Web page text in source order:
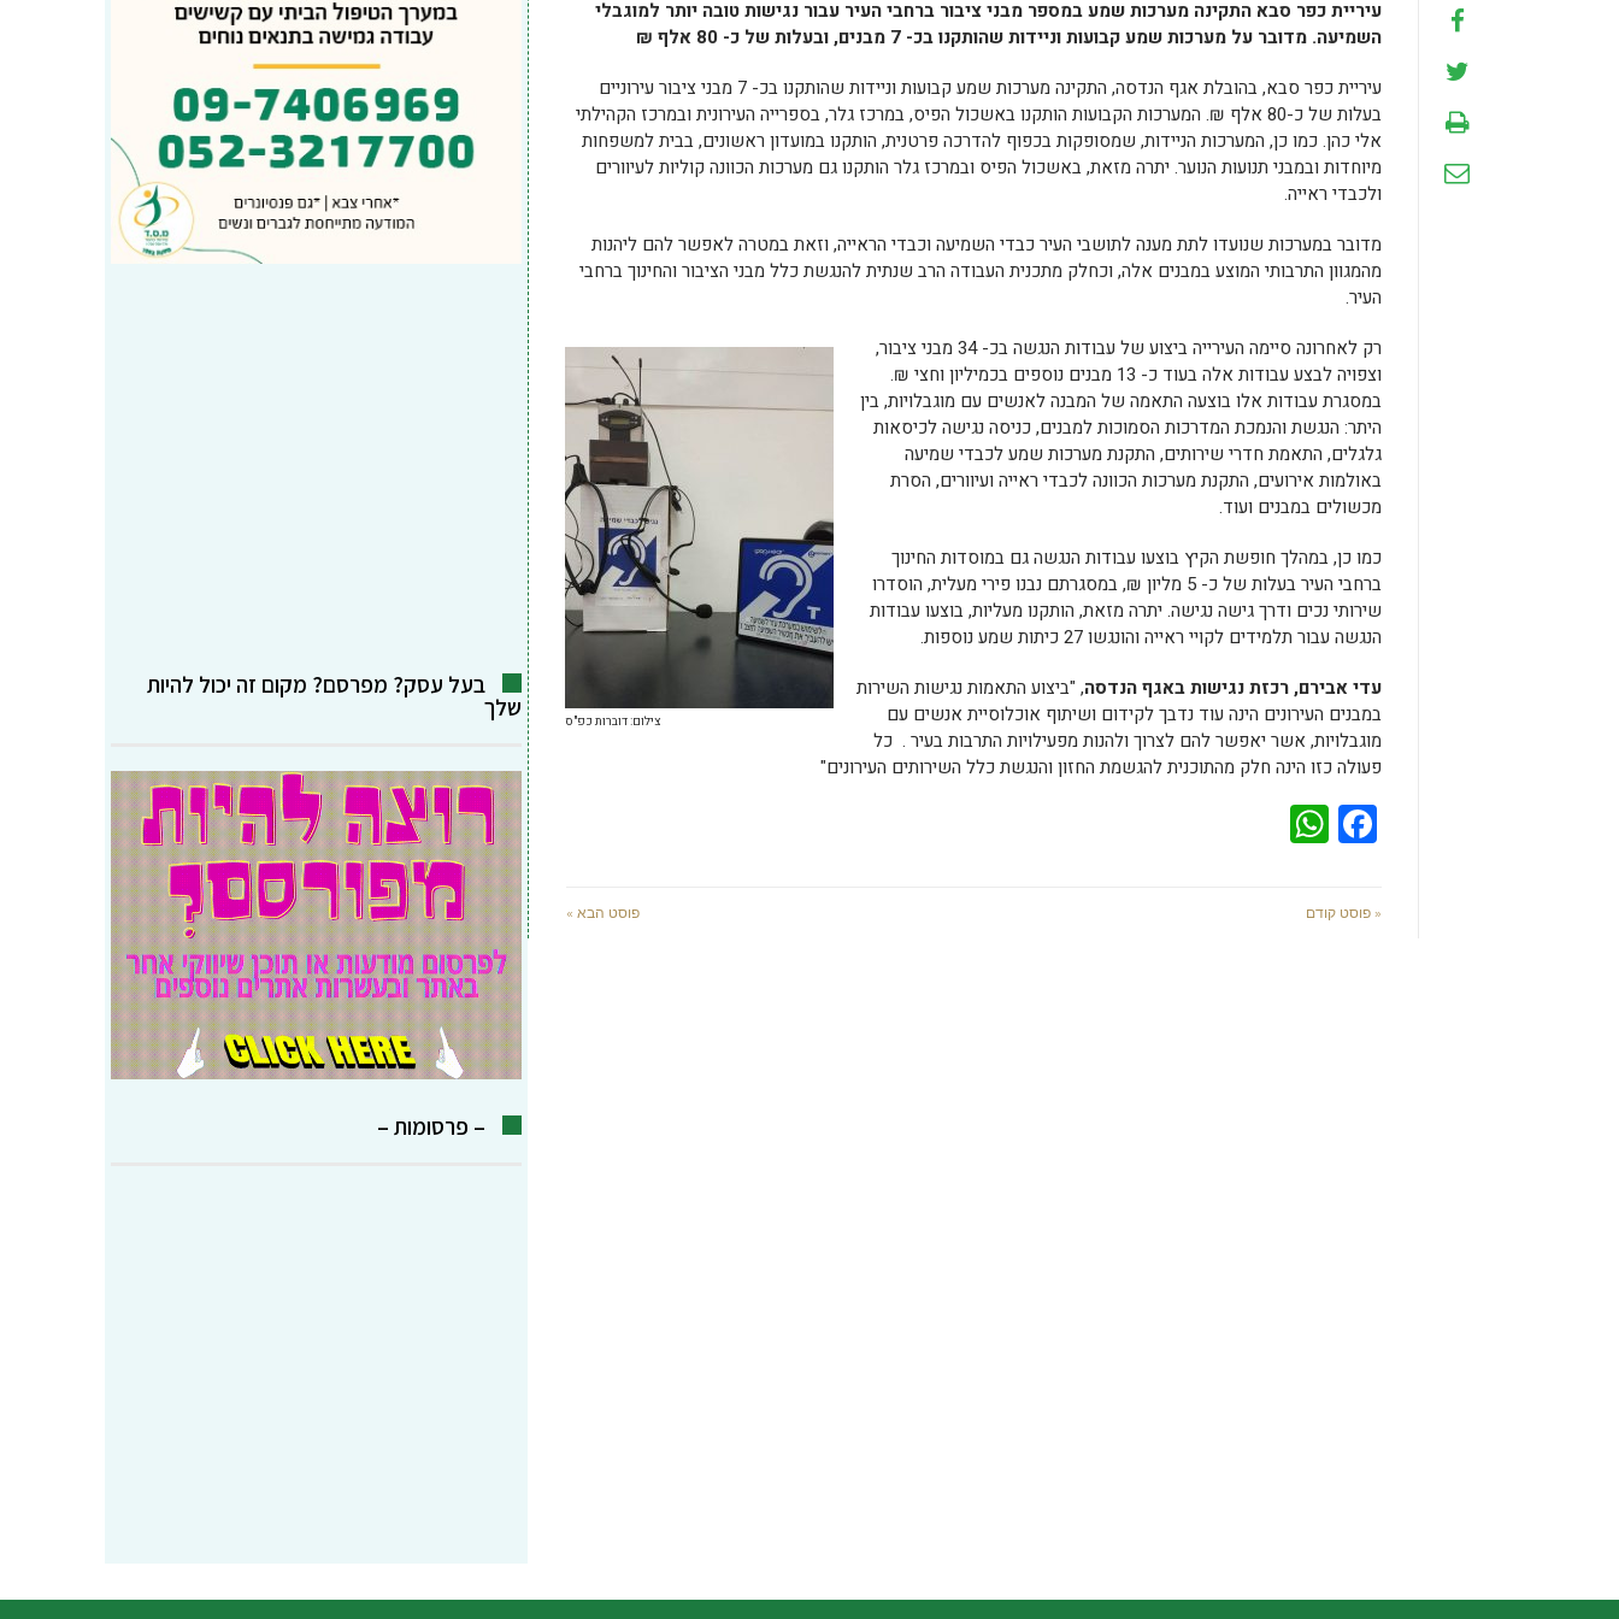
עיריית כפר סבא התקינה מערכות שמעבמספר מבני ציבור ברחבי העיר עבור נגישות טובה יותר למוגבלי
השמיעה.מדובר על מערכות שמע קבועות וניידות שהותקנו בכ- 7 מבנים, ובעלות של כ- 80 אלף ₪
עיריית כפר סבא, בהובלת אגף הנדסה, התקינה מערכות שמע קבועות וניידות שהותקנו בכ- 7 מבני ציבור עירוניים
בעלות של כ-80 אלף ₪. המערכות הקבועות הותקנו באשכול הפיס, במרכז גלר, בספרייה העירונית ובמרכז הקהילתי
אלי כהן. כמו כן, המערכות הניידות, שמסופקות בכפוף להדרכה פרטנית, הותקנו במועדון ראשונים, בבית למשפחות
מיוחדות ובמבני תנועות הנוער. יתרה מזאת, באשכול הפיס ובמרכז גלר הותקנו גם מערכות הכוונה קוליות לעיוורים
ולכבדי ראייה.
מדובר במערכות שנועדו לתת מענה לתושבי העיר כבדי השמיעה וכבדי הראייה, וזאת במטרה לאפשר להם ליהנות
מהמגוון התרבותי המוצע במבנים אלה, וכחלק מתכנית העבודה הרב שנתית להנגשת כלל מבני הציבור והחינוך ברחבי
העיר.
צילום: דוברות כפ"ס
רק לאחרונה סיימה העירייה ביצוע של עבודות הנגשה בכ- 34 מבני ציבור,
וצפויה לבצע עבודות אלה בעוד כ- 13 מבנים נוספים בכמיליון וחצי ₪.
במסגרת עבודות אלו בוצעה התאמה של המבנה לאנשים עם מוגבלויות, בין
היתר: הנגשת והנמכת המדרכות הסמוכות למבנים, כניסה נגישה לכיסאות
גלגלים, התאמת חדרי שירותים, התקנת מערכות שמע לכבדי שמיעה
באולמות אירועים, התקנת מערכות הכוונה לכבדי ראייה ועיוורים, הסרת
מכשולים במבנים ועוד.
כמו כן, במהלך חופשת הקיץ בוצעו עבודות הנגשה גם במוסדות החינוך
ברחבי העיר בעלות של כ- 5 מליון ₪, במסגרתם נבנו פירי מעלית, הוסדרו
שירותי נכים ודרך גישה נגישה. יתרה מזאת, הותקנו מעליות, בוצעו עבודות
הנגשה עבור תלמידים לקויי ראייה והונגשו 27 כיתות שמע נוספות.
עדי אבירם, רכזת נגישות באגף הנדסה, "ביצוע התאמות נגישות השירות
במבנים העירונים הינה עוד נדבך לקידום ושיתוף אוכלוסיית אנשים עם
מוגבלויות, אשר יאפשר להם לצרוך ולהנות מפעילויות התרבות בעיר . כל
פעולה כזו הינה חלק מהתוכנית להגשמת החזון והנגשת כלל השירותים העירונים"
Facebook
« פוסט קודם פוסט הבא »
בעל עסק? מפרסם? מקום זה יכול להיות
שלך
– פרסומות –